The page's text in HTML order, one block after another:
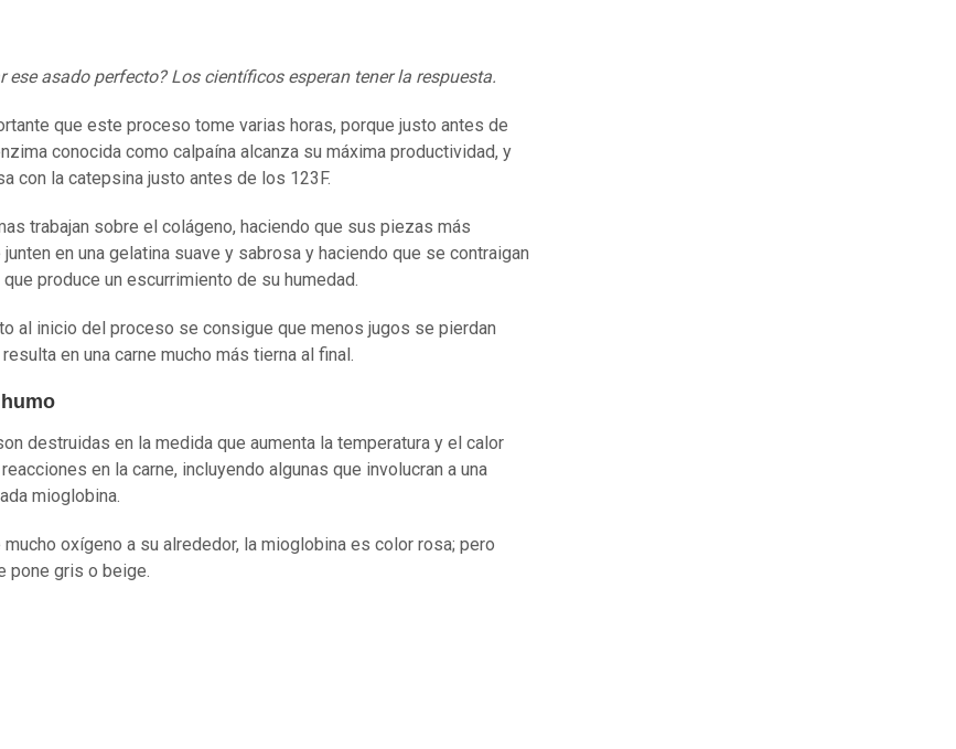
ese asado perfecto? Los científicos esperan tener la respuesta.
que este proceso tome varias horas, porque justo antes de
conocida como calpaína alcanza su máxima productividad, y
con la catepsina justo antes de los 123F.
trabajan sobre el colágeno, haciendo que sus piezas más
en una gelatina suave y sabrosa y haciendo que se contraigan
produce un escurrimiento de su humedad.
al inicio del proceso se consigue que menos jugos se pierdan
en una carne mucho más tierna al final.
destruidas en la medida que aumenta la temperatura y el calor
en la carne, incluyendo algunas que involucran a una
mioglobina.
mucho oxígeno a su alrededor, la mioglobina es color rosa; pero
pone gris o beige.